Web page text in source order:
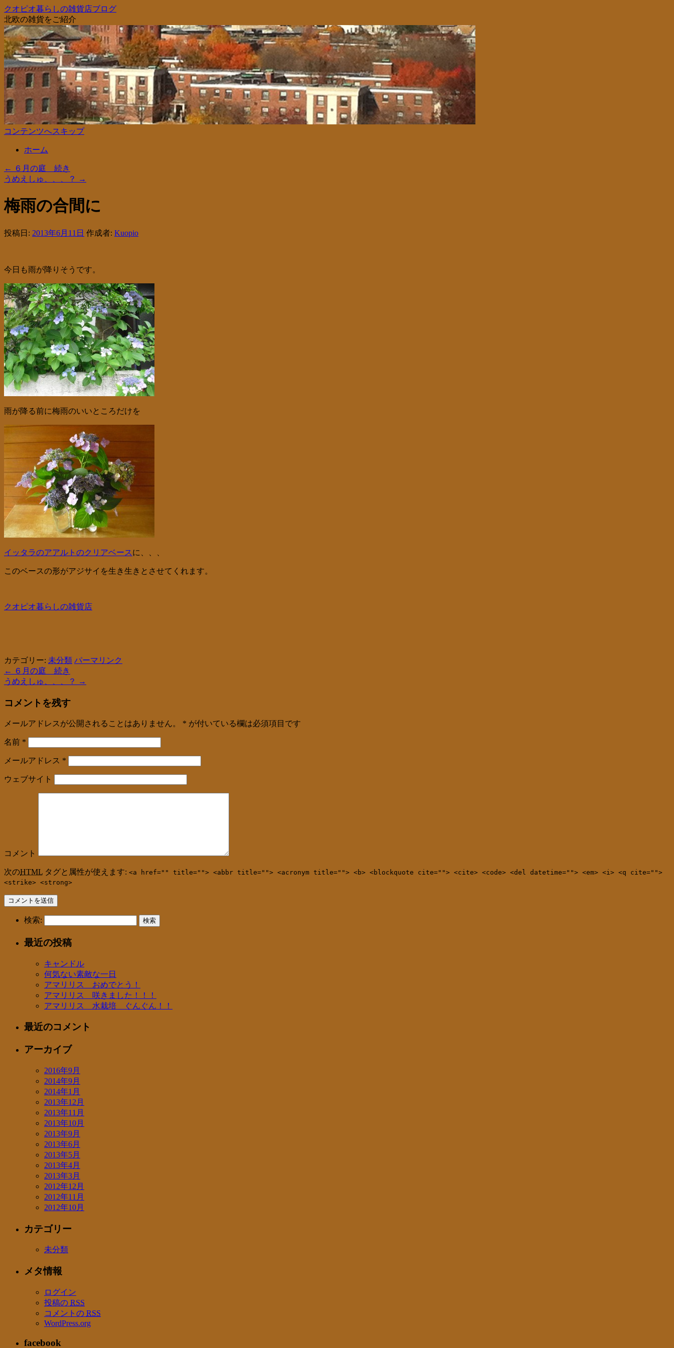
クオピオ暮らしの雑貨店ブログ
北欧の雑貨をご紹介
コンテンツへスキップ
ホーム
←
６月の庭 続き
うめえしゅ、、、？
→
梅雨の合間に
投稿日: 2013年6月11日 作成者: Kuopio
今日も雨が降りそうです。
雨が降る前に梅雨のいいところだけを
イッタラのアアルトのクリアベースに、、、
このベースの形がアジサイを生き生きとさせてくれます。
クオピオ暮らしの雑貨店
カテゴリー: 未分類 パーマリンク
←
６月の庭 続き
うめえしゅ、、、？
→
コメントを残す
メールアドレスが公開されることはありません。 * が付いている欄は必須項目です
名前 *
メールアドレス *
ウェブサイト
コメント
次のHTML タグと属性が使えます: <a href="" title=""> <abbr title=""> <acronym title=""> <b> <blockquote cite=""> <cite> <code> <del datetime=""> <em> <i> <q cite="">
<strike> <strong>
検索:
最近の投稿
キャンドル
何気ない素敵な一日
アマリリス おめでとう！
アマリリス 咲きました！！！
アマリリス 水栽培 ぐんぐん！！
最近のコメント
アーカイブ
2016年9月
2014年9月
2014年1月
2013年12月
2013年11月
2013年10月
2013年9月
2013年6月
2013年5月
2013年4月
2013年3月
2012年12月
2012年11月
2012年10月
カテゴリー
未分類
メタ情報
ログイン
投稿の RSS
コメントの RSS
WordPress.org
facebook